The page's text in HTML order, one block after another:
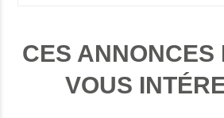
CES ANNONCES
VOUS